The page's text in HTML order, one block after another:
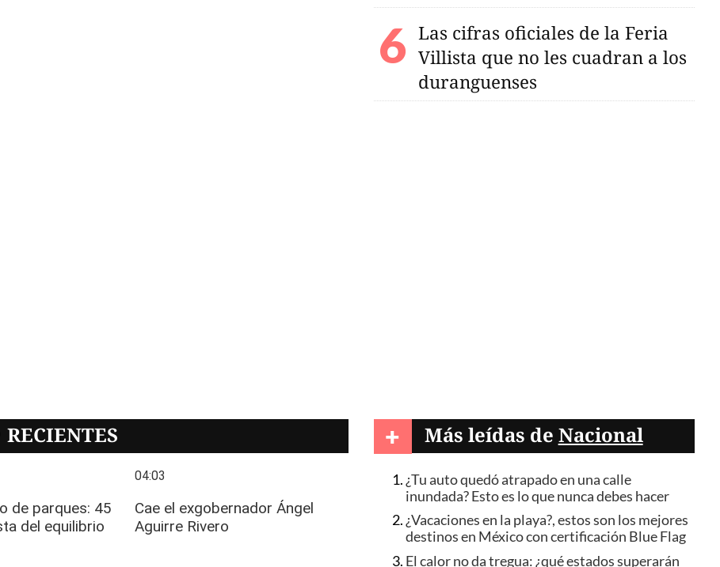
Las cifras oficiales de la Feria
Villista que no les cuadran a los
duranguenses
RECIENTES + Más leídas de Nacional
¿Tu auto quedó atrapado en una calle
inundada? Esto es lo que nunca debes hacer
¿Vacaciones en la playa?, estos son los mejores
destinos en México con certificación Blue Flag
El calor no da tregua: ¿qué estados superarán